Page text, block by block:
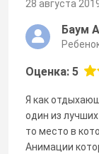
28 августа
Баум
Оценка: 5
Я как
один из
то место в
Анимации